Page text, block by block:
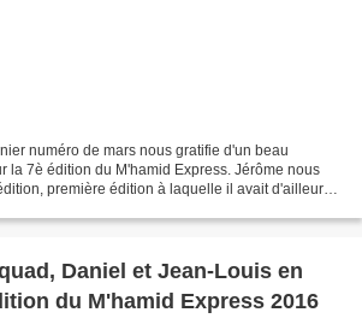
numéro de mars nous gratifie d'un beau
la 7è édition du M'hamid Express. Jérôme nous
première édition à laquelle il avait d'ailleurs
Daniel et Jean-Louis en
du M'hamid Express 2016